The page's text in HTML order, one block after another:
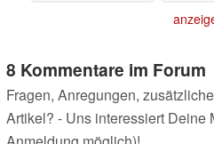
8 Kommentare im Forum
Fragen, Anregungen,
Artikel? - Uns interessiert Deine